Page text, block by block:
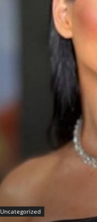
Uncategorized